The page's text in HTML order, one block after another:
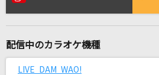
supercell
配信中のカラオケ機種
LIVE DAM WAO!